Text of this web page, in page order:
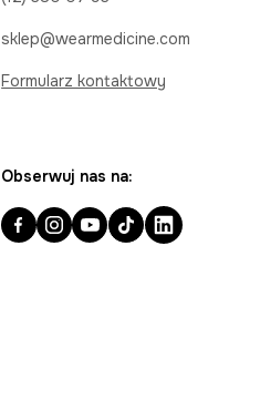
sklep@wearmedicine.com
Formularz kontaktowy
Obserwuj nas na: